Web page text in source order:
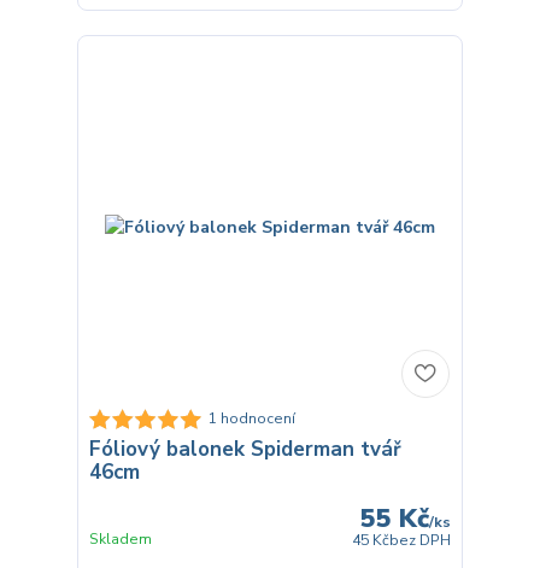
1 hodnocení
Fóliový balonek Spiderman tvář
46cm
55 Kč/ks
45 Kčbez DPH
Skladem